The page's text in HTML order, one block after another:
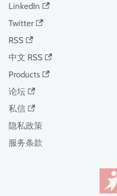
LinkedIn
Twitter
RSS
中文 RSS
Products
论坛
私信
隐私政策
服务条款